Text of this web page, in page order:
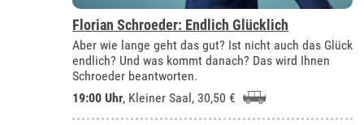
Florian Schroeder: Endlich Glücklich
Aber wie lange geht das gut? Ist nicht auch das Glück
endlich? Und was kommt danach? Das wird Ihnen
Schroeder beantworten.
19:00 Uhr, Kleiner Saal , 30,50 €